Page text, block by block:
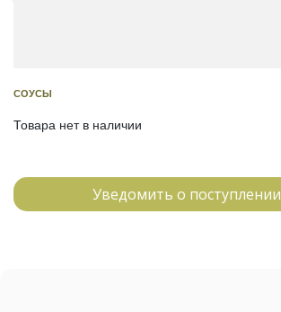
СОУСЫ
Товара нет в наличии
Уведомить о поступлении